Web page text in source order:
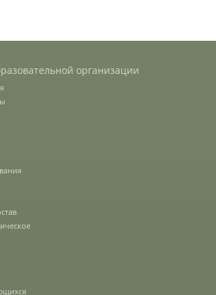
за разжигание
розни
организации